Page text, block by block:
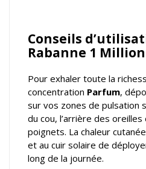
Conseils
Rabanne 1
Pour exhaler toute la
concentration Parfum,
sur vos zones de pulsation
du cou, l’arrière des oreilles
poignets. La chaleur
et au cuir solaire de
long de la journée.